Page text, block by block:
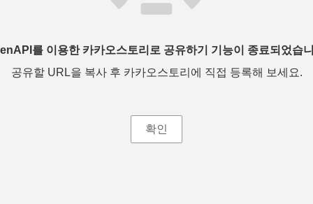
를 이용한 카카오스토리로 공유하기 기능이 종료되었습
공유할 URL을 복사 후 카카오스토리에 직접 등록해 보세요.
확인